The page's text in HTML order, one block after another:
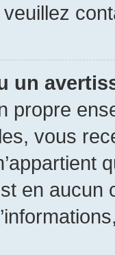
veuillez
un
propre
vous
en